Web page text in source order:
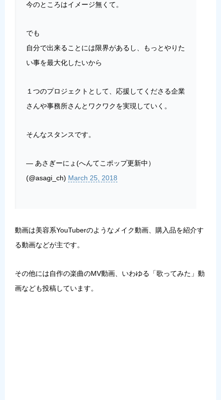
今のところはイメージ無くて。
でも
自分で出来ることには限界があるし、もっとやりた
い事を最大化したいから
１つのプロジェクトとして、応援してくださる企業
さんや事務所さんとワクワクを実現していく。
そんなスタンスです。
— あさぎーにょ(へんてこポップ更新中）
(@asagi_ch) March 25, 2018
動画は美容系YouTuberのようなメイク動画、 購入品を紹介す
る動画などが主です。
その他には自作の楽曲のMV動画、いわゆる「歌ってみた 」動
画なども投稿しています。